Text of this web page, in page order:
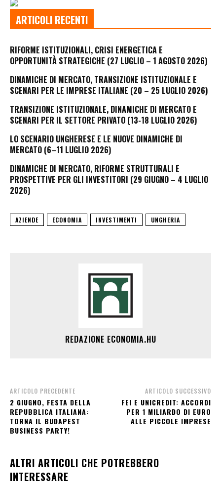
ARTICOLI RECENTI
RIFORME ISTITUZIONALI, CRISI ENERGETICA E
OPPORTUNITÀ STRATEGICHE (27 LUGLIO – 1 AGOSTO 2026)
DINAMICHE DI MERCATO, TRANSIZIONE ISTITUZIONALE E
SCENARI PER LE IMPRESE ITALIANE (20 – 25 LUGLIO 2026)
TRANSIZIONE ISTITUZIONALE, DINAMICHE DI MERCATO E
SCENARI PER IL SETTORE PRIVATO (13-18 LUGLIO 2026)
LO SCENARIO UNGHERESE E LE NUOVE DINAMICHE DI
MERCATO (6–11 LUGLIO 2026)
DINAMICHE DI MERCATO, RIFORME STRUTTURALI E
PROSPETTIVE PER GLI INVESTITORI (29 GIUGNO – 4 LUGLIO
2026)
AZIENDE ECONOMIA INVESTIMENTI UNGHERIA
REDAZIONE ECONOMIA.HU
ARTICOLO PRECEDENTE
2 GIUGNO, FESTA DELLA
REPUBBLICA ITALIANA:
TORNA IL BUDAPEST
BUSINESS PARTY!
ARTICOLO SUCCESSIVO
FEI E UNICREDIT: ACCORDI
PER 1 MILIARDO DI EURO
ALLE PICCOLE IMPRESE
ALTRI ARTICOLI CHE POTREBBERO
INTERESSARE